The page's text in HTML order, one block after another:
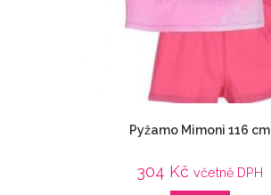
Pyžamo Mimoni 116 cm
304 Kč včetně DPH